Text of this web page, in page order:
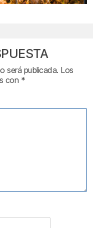
será publicada. Los
con *